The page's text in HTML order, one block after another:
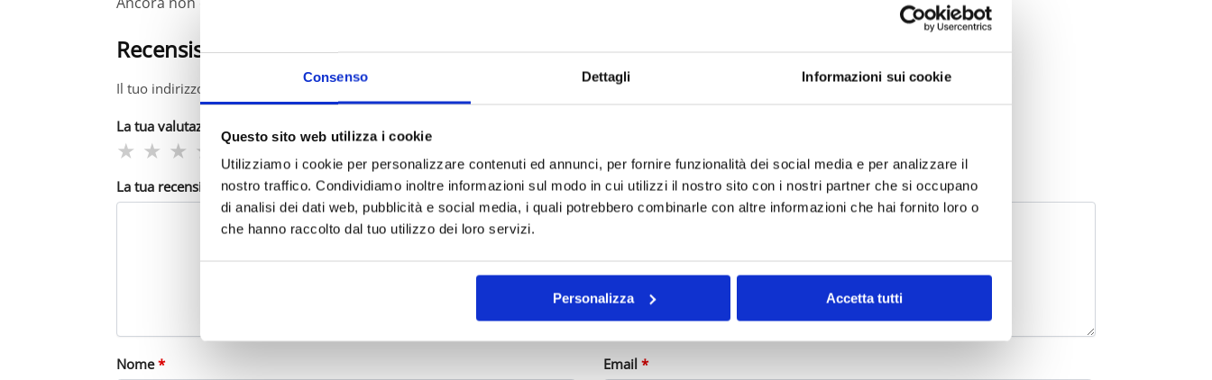
Consenso Dettagli Informazioni sui cookie
Questo sito web utilizza i cookie
Utilizziamo i cookie per personalizzare contenuti ed annunci, per fornire funzionalità dei social media e per analizzare il
nostro traffico. Condividiamo inoltre informazioni sul modo in cui utilizzi il nostro sito con i nostri partner che si occupano
di analisi dei dati web, pubblicità e social media, i quali potrebbero combinarle con altre informazioni che hai fornito loro o
che hanno raccolto dal tuo utilizzo dei loro servizi.
Personalizza Accetta tutti
Recensisci per primo “Anello pietra tonda marrone”
Il tuo indirizzo email non sarà pubblicato. I campi obbligatori sono contrassegnati
La tua valutazione
La tua recensione*
Nome* Email *